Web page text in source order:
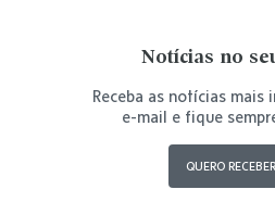
Notícias no
Receba as notícias mais
e-mail e fique
QUERO RECEBER